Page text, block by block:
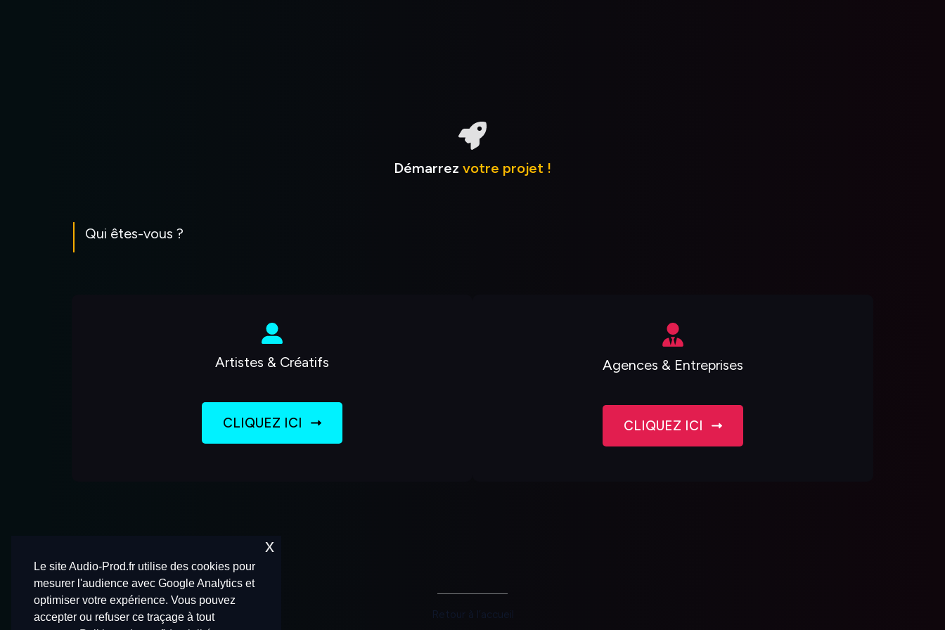
Démarrez votre projet !
Qui êtes-vous ?
Artistes & Créatifs
CLIQUEZ ICI
Agences & Entreprises
CLIQUEZ ICI
Retour à l’accueil
Le site Audio-Prod.fr utilise des cookies pour
mesurer l'audience avec Google Analytics et
optimiser votre expérience. Vous pouvez
accepter ou refuser ce traçage à tout
x